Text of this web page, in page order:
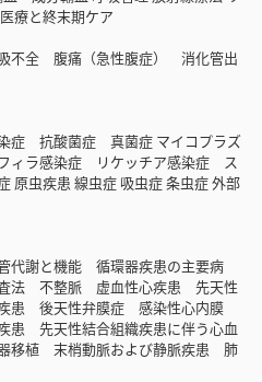
療と終末期ケア
全 腹痛（急性腹症） 消化管出
抗酸菌症 真菌症 マイコプラズ
ィラ感染症 リケッチア感染症 ス
原虫疾患 線虫症 吸虫症 条虫症 外部
代謝と機能 循環器疾患の主要病
法 不整脈 虚血性心疾患 先天性
患 後天性弁膜症 感染性心内膜
先天性結合組織疾患に伴う心血
移植 末梢動脈および静脈疾患 肺